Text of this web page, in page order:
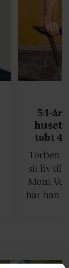
54-
huset
tabt
Torben
sit liv til
Mont
har han